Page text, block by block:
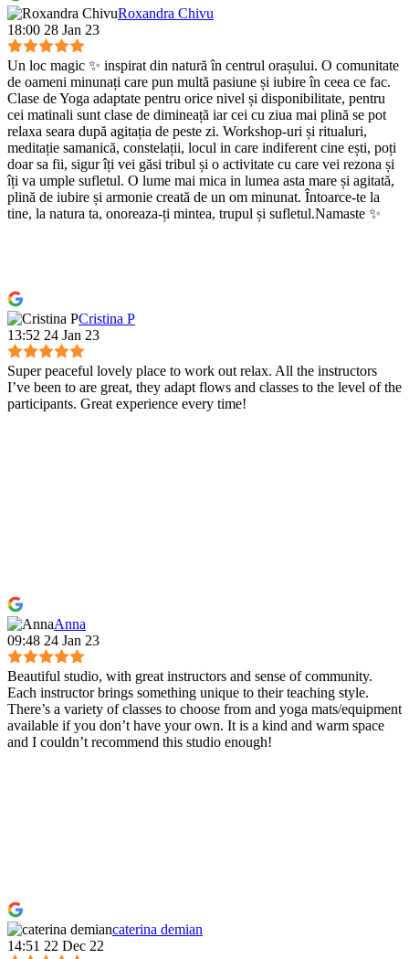
Roxandra Chivu
18:00 28 Jan 23
Un loc magic ✨ inspirat din natură în centrul orașului. O comunitate
de oameni minunați care pun multă pasiune și iubire în ceea ce fac.
Clase de Yoga adaptate pentru orice nivel și disponibilitate, pentru
cei matinali sunt clase de dimineață iar cei cu ziua mai plină se pot
relaxa seara după agitația de peste zi. Workshop-uri și ritualuri,
meditație samanică, constelații, locul in care indiferent cine ești, poți
doar sa fii, sigur îți vei găsi tribul și o activitate cu care vei rezona și
îți va umple sufletul. O lume mai mica in lumea asta mare și agitată,
plină de iubire și armonie creată de un om minunat. Întoarce-te la
tine, la natura ta, onoreaza-ți mintea, trupul și sufletul.Namaste ✨
Cristina P
13:52 24 Jan 23
Super peaceful lovely place to work out relax. All the instructors
I’ve been to are great, they adapt flows and classes to the level of the
participants. Great experience every time!
Anna
09:48 24 Jan 23
Beautiful studio, with great instructors and sense of community.
Each instructor brings something unique to their teaching style.
There’s a variety of classes to choose from and yoga mats/equipment
available if you don’t have your own. It is a kind and warm space
and I couldn’t recommend this studio enough!
caterina demian
14:51 22 Dec 22